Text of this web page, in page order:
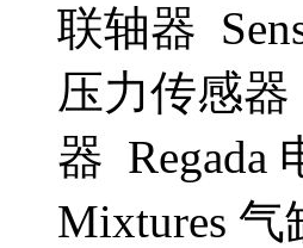
联轴器
压力传感
器 Regada
Mixtures